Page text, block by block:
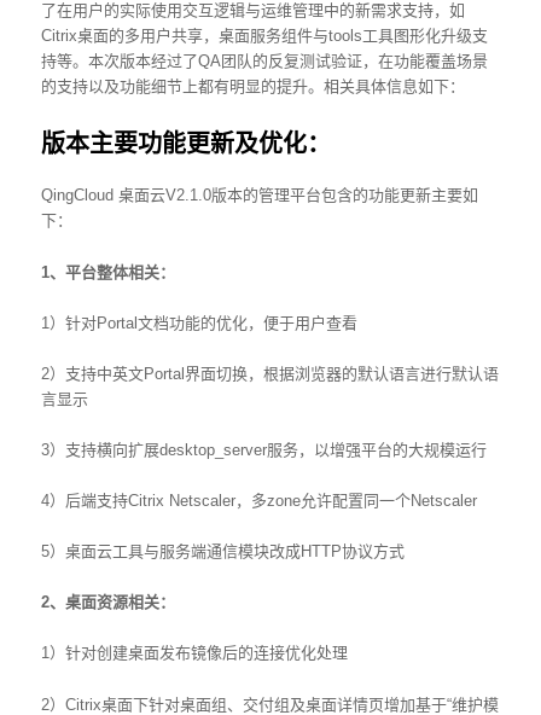
了在用户的实际使用交互逻辑与运维管理中的新需求支持，如
Citrix桌面的多用户共享，桌面服务组件与tools工具图形化升级支
持等。本次版本经过了QA团队的反复测试验证，在功能覆盖场景
的支持以及功能细节上都有明显的提升。相关具体信息如下：
版本主要功能更新及优化：
QingCloud 桌面云V2.1.0版本的管理平台包含的功能更新主要如
下：
1、平台整体相关：
1）针对Portal文档功能的优化，便于用户查看
2）支持中英文Portal界面切换，根据浏览器的默认语言进行默认语
言显示
3）支持横向扩展desktop_server服务，以增强平台的大规模运行
4）后端支持Citrix Netscaler，多zone允许配置同一个Netscaler
5）桌面云工具与服务端通信模块改成HTTP协议方式
2、桌面资源相关：
1）针对创建桌面发布镜像后的连接优化处理
2）Citrix桌面下针对桌面组、交付组及桌面详情页增加基于“维护模